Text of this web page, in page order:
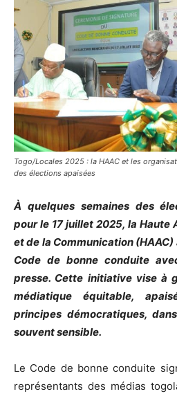
Togo/Locales 2025 : la HAAC et les
des élections apaisées
À quelques semaines des
pour le 17 juillet 2025, la Haute
et de la Communication (HAAC)
Code de bonne conduite
presse. Cette initiative vise à
médiatique équitable,
principes démocratiques,
souvent sensible.
Le Code de bonne conduite
représentants des médias